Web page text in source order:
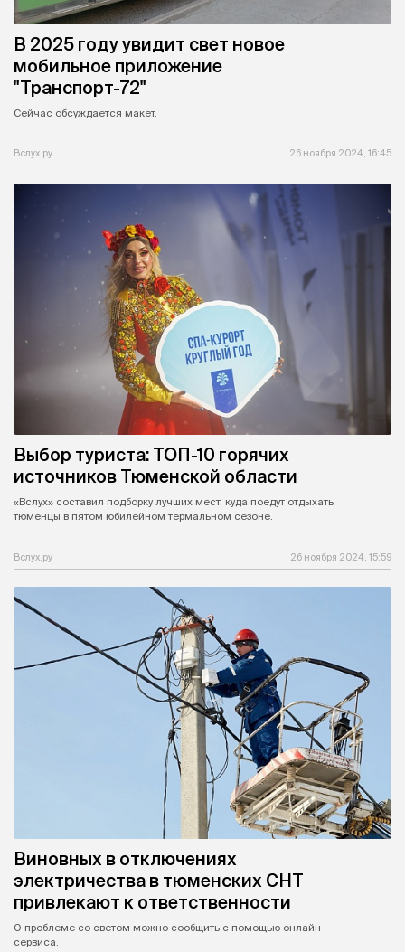
В 2025 году увидит свет новое
мобильное приложение
"Транспорт-72"
Сейчас обсуждается макет.
Вслух.ру 26 ноября 2024, 16:45
Выбор туриста: ТОП-10 горячих
источников Тюменской области
«Вслух» составил подборку лучших мест, куда поедут отдыхать
тюменцы в пятом юбилейном термальном сезоне.
Вслух.ру 26 ноября 2024, 15:59
Виновных в отключениях
электричества в тюменских СНТ
привлекают к ответственности
О проблеме со светом можно сообщить с помощью онлайн-
сервиса.